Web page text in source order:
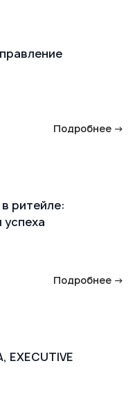
Подробнее →
ритейле:
Подробнее →
EXECUTIVE